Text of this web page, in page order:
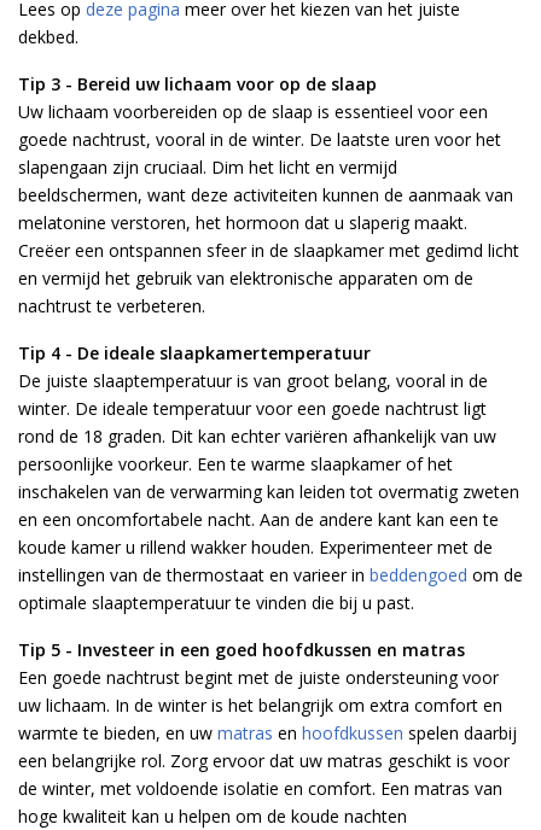
Lees op deze pagina meer over het kiezen van het juiste
dekbed.
Tip 3 - Bereid uw lichaam voor op de slaap
Uw lichaam voorbereiden op de slaap is essentieel voor een
goede nachtrust, vooral in de winter. De laatste uren voor het
slapengaan zijn cruciaal. Dim het licht en vermijd
beeldschermen, want deze activiteiten kunnen de aanmaak van
melatonine verstoren, het hormoon dat u slaperig maakt.
Creëer een ontspannen sfeer in de slaapkamer met gedimd licht
en vermijd het gebruik van elektronische apparaten om de
nachtrust te verbeteren.
Tip 4 - De ideale slaapkamertemperatuur
De juiste slaaptemperatuur is van groot belang, vooral in de
winter. De ideale temperatuur voor een goede nachtrust ligt
rond de 18 graden. Dit kan echter variëren afhankelijk van uw
persoonlijke voorkeur. Een te warme slaapkamer of het
inschakelen van de verwarming kan leiden tot overmatig zweten
en een oncomfortabele nacht. Aan de andere kant kan een te
koude kamer u rillend wakker houden. Experimenteer met de
instellingen van de thermostaat en varieer in beddengoed om de
optimale slaaptemperatuur te vinden die bij u past.
Tip 5 - Investeer in een goed hoofdkussen en matras
Een goede nachtrust begint met de juiste ondersteuning voor
uw lichaam. In de winter is het belangrijk om extra comfort en
warmte te bieden, en uw matras en hoofdkussen spelen daarbij
een belangrijke rol. Zorg ervoor dat uw matras geschikt is voor
de winter, met voldoende isolatie en comfort. Een matras van
hoge kwaliteit kan u helpen om de koude nachten